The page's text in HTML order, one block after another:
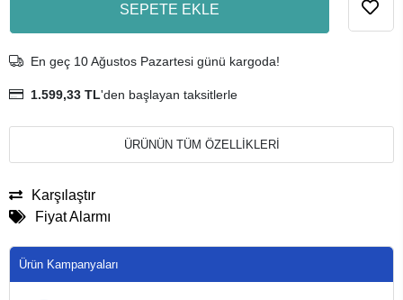
SEPETE EKLE
En geç 10 Ağustos Pazartesi günü kargoda!
1.599,33 TL'den başlayan taksitlerle
ÜRÜNÜN TÜM ÖZELLİKLERİ
Karşılaştır
Fiyat Alarmı
Ürün Kampanyaları